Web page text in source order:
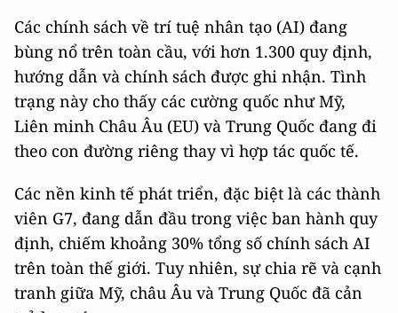
Các chính sách về trí tuệ nhân tạo (AI) đang
bùng nổ trên toàn cầu, với hơn 1.300 quy định,
hướng dẫn và chính sách được ghi nhận. Tình
trạng này cho thấy các cường quốc như Mỹ,
Liên minh Châu Âu (EU) và Trung Quốc đang đi
theo con đường riêng thay vì hợp tác quốc tế.
Các nền kinh tế phát triển, đặc biệt là các thành
viên G7, đang dẫn đầu trong việc ban hành quy
định, chiếm khoảng 30% tổng số chính sách AI
trên toàn thế giới. Tuy nhiên, sự chia rẽ và cạnh
tranh giữa Mỹ, châu Âu và Trung Quốc đã cản